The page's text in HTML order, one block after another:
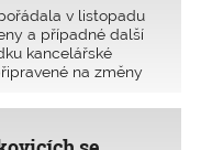
v listopadu
a případné další
kancelářské
na změny
Výsledný dojem
informace